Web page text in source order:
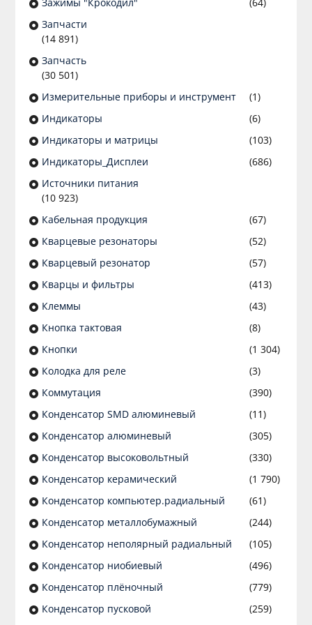
Запчасти
(14 891)
Запчасть
(30 501)
Измерительные приборы и инструмент
(1)
Индикаторы
(6)
Индикаторы и матрицы
(103)
Индикаторы_Дисплеи
(686)
Источники питания
(10 923)
Кабельная продукция
(67)
Кварцевые резонаторы
(52)
Кварцевый резонатор
(57)
Кварцы и фильтры
(413)
Клеммы
(43)
Кнопка тактовая
(8)
Кнопки
(1 304)
Колодка для реле
(3)
Коммутация
(390)
Конденсатор SMD алюминевый
(11)
Конденсатор алюминевый
(305)
Конденсатор высоковольтный
(330)
Конденсатор керамический
(1 790)
Конденсатор компьютер.радиальный
(61)
Конденсатор металлобумажный
(244)
Конденсатор неполярный радиальный
(105)
Конденсатор ниобиевый
(496)
Конденсатор плёночный
(779)
Конденсатор пусковой
(259)